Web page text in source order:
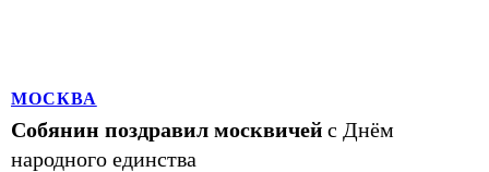
МОСКВА
Собянин поздравил москвичей с Днём
народного единства